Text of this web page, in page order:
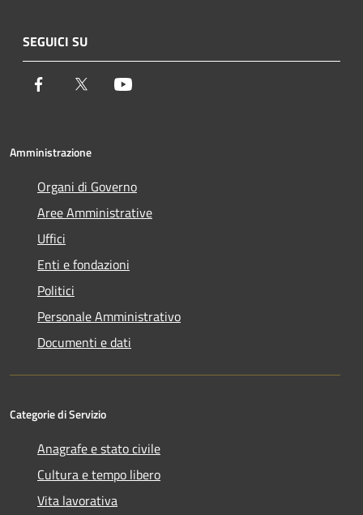
SEGUICI SU
Facebook Twitter
Amministrazione
Organi di Governo
Aree Amministrative
Uffici
Enti e fondazioni
Politici
Personale Amministrativo
Documenti e dati
Categorie di Servizio
Anagrafe e stato civile
Cultura e tempo libero
Vita lavorativa